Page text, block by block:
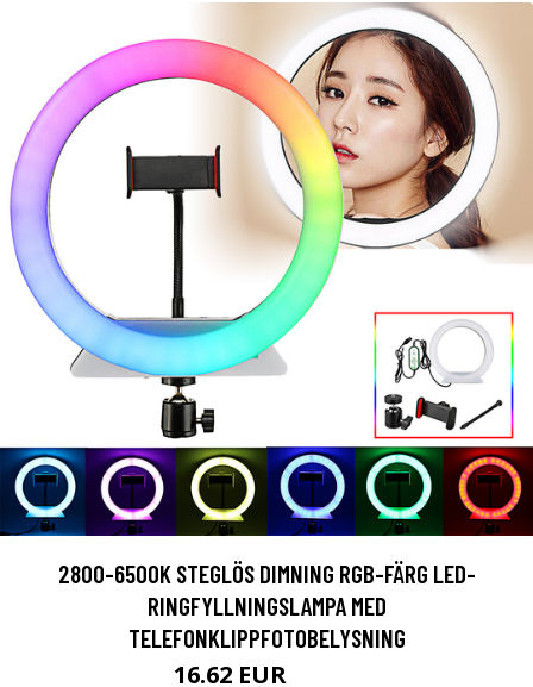
2800-6500K STEGLÖS DIMNING RGB-FÄRG LED-
RINGFYLLNINGSLAMPA MED
TELEFONKLIPPFOTOBELYSNING
16.62 EUR